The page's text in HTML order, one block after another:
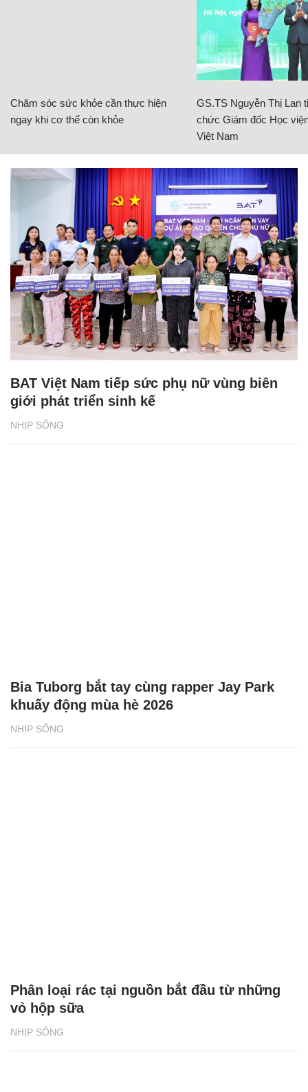
Chăm sóc sức khỏe cần thực hiện
ngay khi cơ thể còn khỏe
GS.TS Nguyễn Thị Lan
chức Giám đốc Học
Việt Nam
NHỊP SỐNG
BAT Việt Nam tiếp sức phụ nữ vùng biên
giới phát triển sinh kế
NHỊP SỐNG
Bia Tuborg bắt tay cùng rapper Jay Park
khuấy động mùa hè 2026
NHỊP SỐNG
Phân loại rác tại nguồn bắt đầu từ những
vỏ hộp sữa